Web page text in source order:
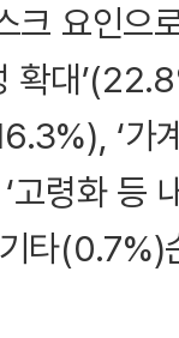
요인으
확대
‘가
고령화 등
타(0.7%)